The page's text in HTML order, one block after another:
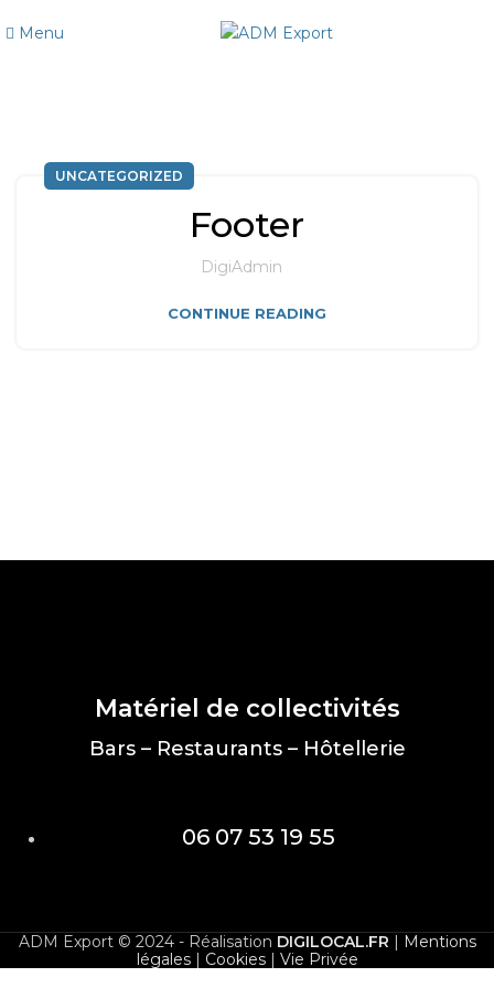
Menu
UNCATEGORIZED
Footer
DigiAdmin
CONTINUE READING
Matériel de collectivités
Bars – Restaurants – Hôtellerie
06 07 53 19 55
ADM Export © 2024 - Réalisation DIGILOCAL.FR | Mentions
légales| Cookies| Vie Privée